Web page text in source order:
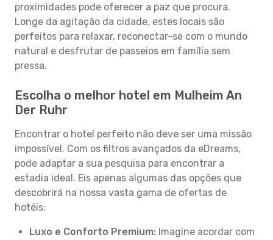
proximidades pode oferecer a paz que procura.
Longe da agitação da cidade, estes locais são
perfeitos para relaxar, reconectar-se com o mundo
natural e desfrutar de passeios em família sem
pressa.
Escolha o melhor hotel em Mulheim An
Der Ruhr
Encontrar o hotel perfeito não deve ser uma missão
impossível. Com os filtros avançados da eDreams,
pode adaptar a sua pesquisa para encontrar a
estadia ideal. Eis apenas algumas das opções que
descobrirá na nossa vasta gama de ofertas de
hotéis:
Luxo e Conforto Premium: Imagine acordar com